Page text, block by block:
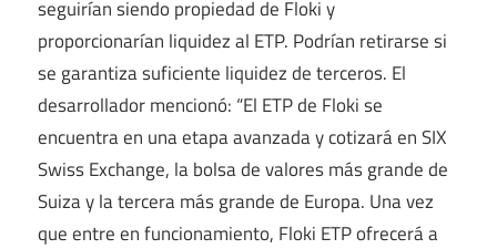
seguirían siendo propiedad de Floki y
proporcionarían liquidez al ETP. Podrían retirarse si
se garantiza suficiente liquidez de terceros. El
desarrollador mencionó: “El ETP de Floki se
encuentra en una etapa avanzada y cotizará en SIX
Swiss Exchange, la bolsa de valores más grande de
Suiza y la tercera más grande de Europa. Una vez
que entre en funcionamiento, Floki ETP ofrecerá a